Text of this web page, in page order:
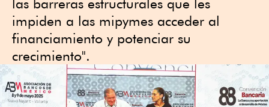
las barreras estructurales que les
impiden a las mipymes acceder al
financiamiento y potenciar su
crecimiento".